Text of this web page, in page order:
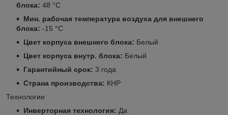
блока: 48 °С
Мин. рабочая температура воздуха для внешнего
блока: -15 °С
Цвет корпуса внешнего блока: Белый
Цвет корпуса внутр. блока: Белый
Гарантийный срок: 3 года
Страна производства: КНР
Технологии
Инверторная технология: Да